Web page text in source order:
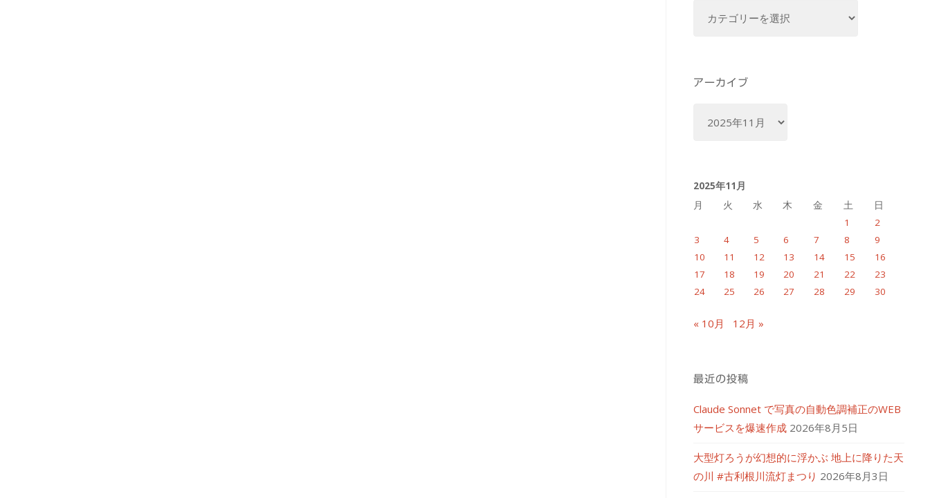
ー
アーカイブ
ブ
2025年11月
月
火 水 木 金 土
日
1
2
3
4 5 6 7 8
9
10
11 12 13 14 15
16
17
18 19 20 21 22
23
24
25 26 27 28 29 30
« 10月 12月 »
最近の投稿
Claude Sonnet で写真の自動色調補正のWEB
サービスを爆速作成 2026年8月5日
大型灯ろうが幻想的に浮かぶ 地上に降りた天
の川 #古利根川流灯まつり 2026年8月3日